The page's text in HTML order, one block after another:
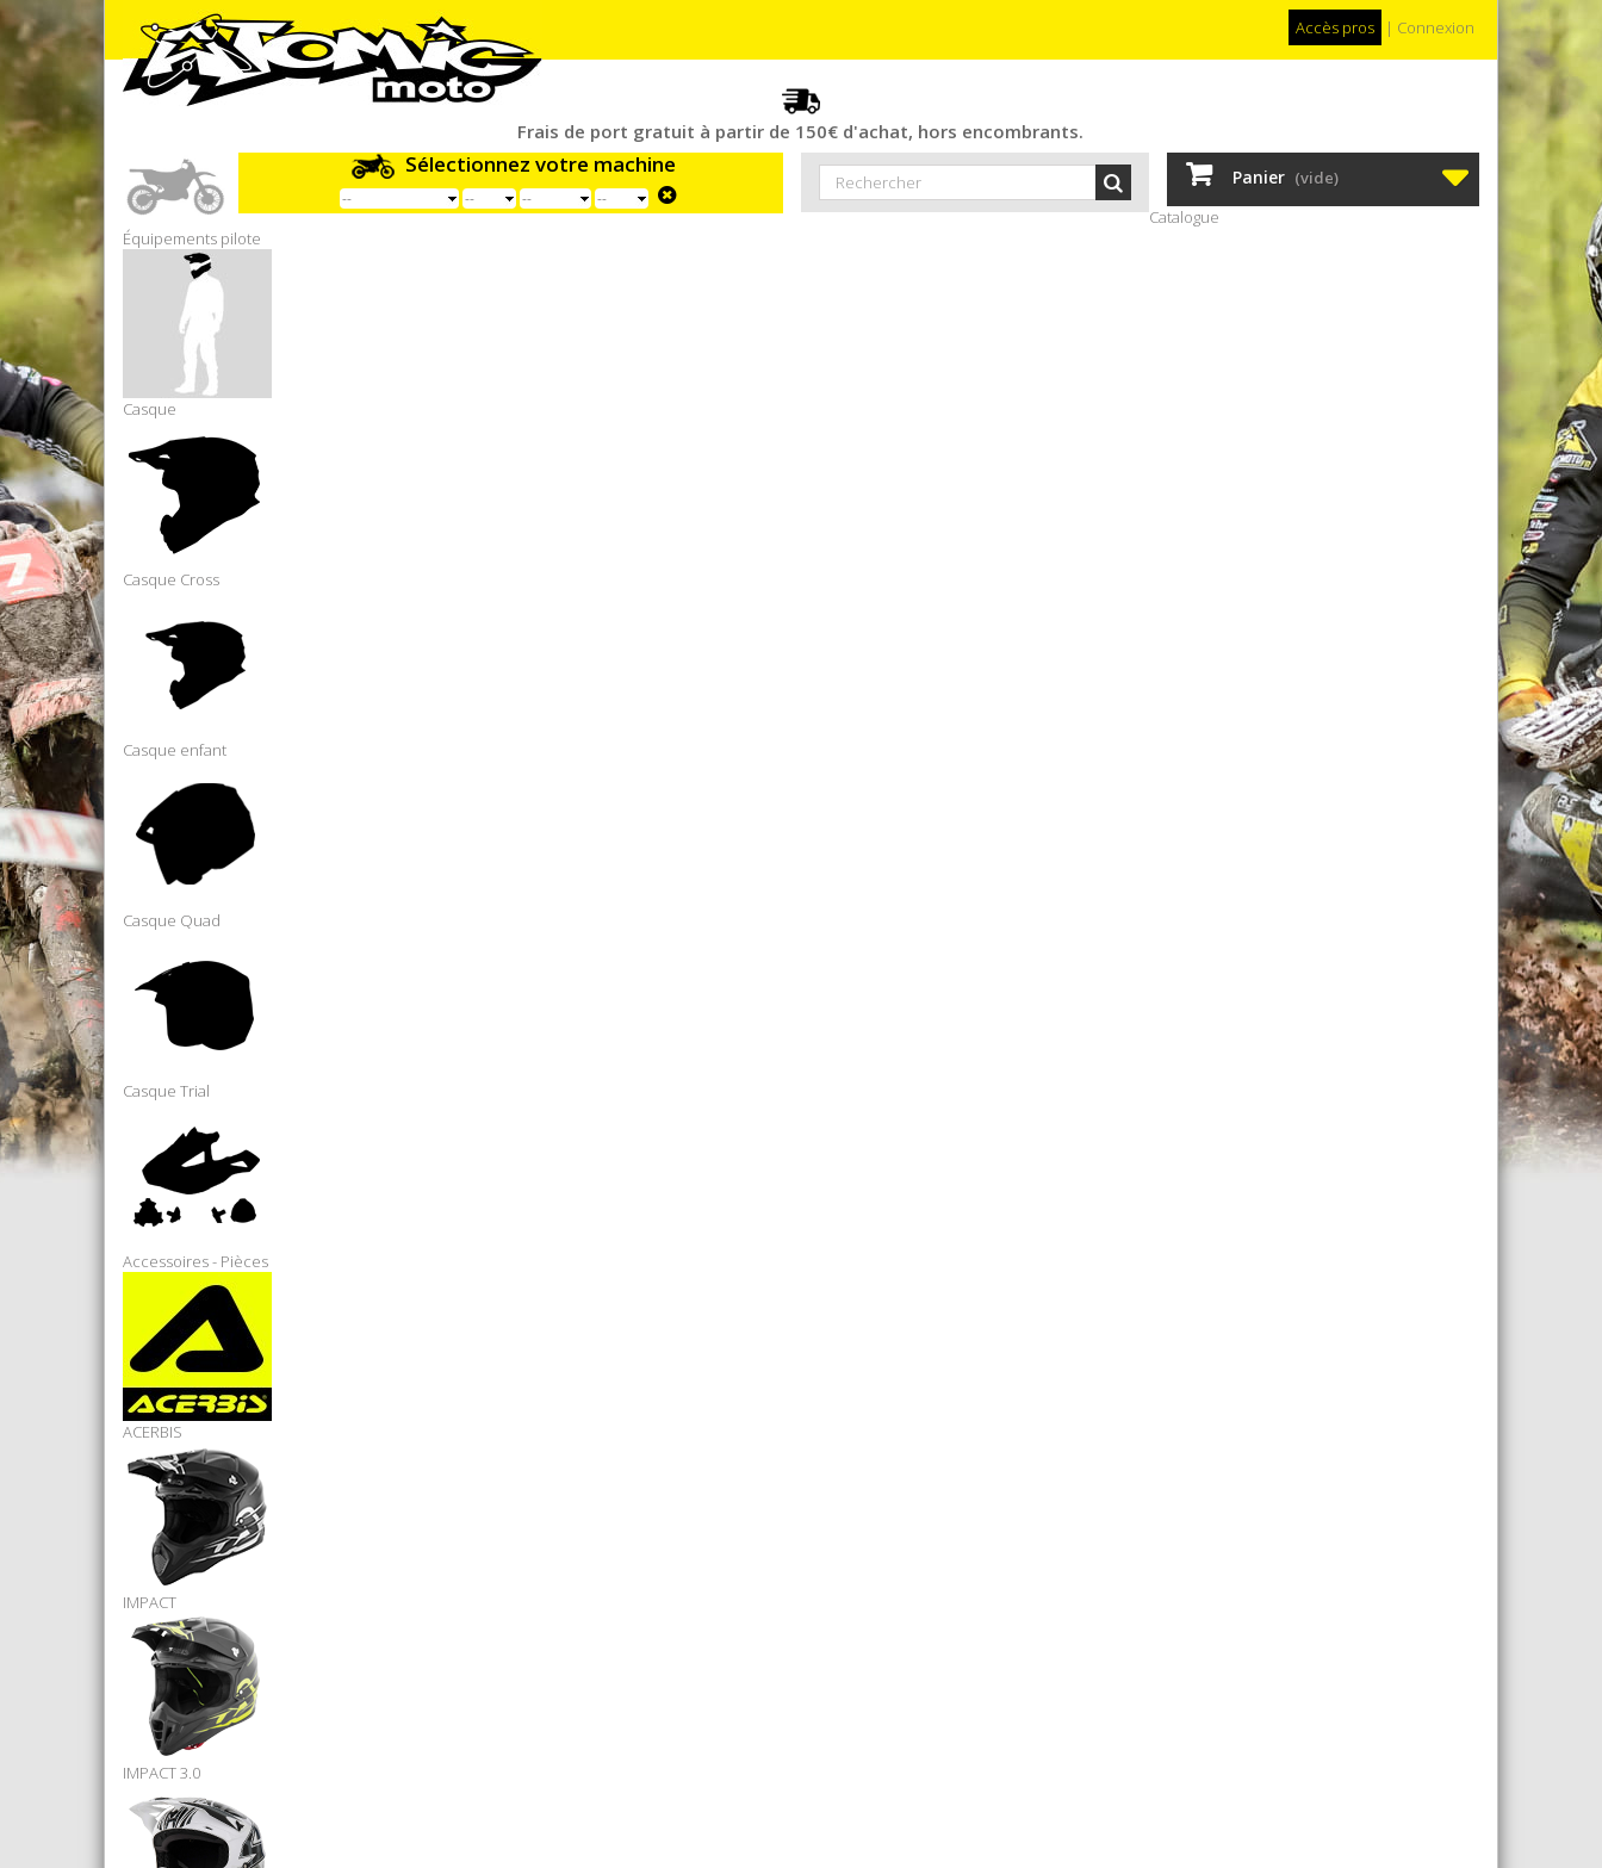
Accès pros | Connexion
Frais de port gratuit à partir de 150€ d'achat, hors encombrants.
Sélectionnez votre machine Panier (vide)
Catalogue
Équipements pilote
Casque
Casque Cross
Casque enfant
Casque Quad
Casque Trial
Accessoires - Pièces
ACERBIS
IMPACT
IMPACT 3.0